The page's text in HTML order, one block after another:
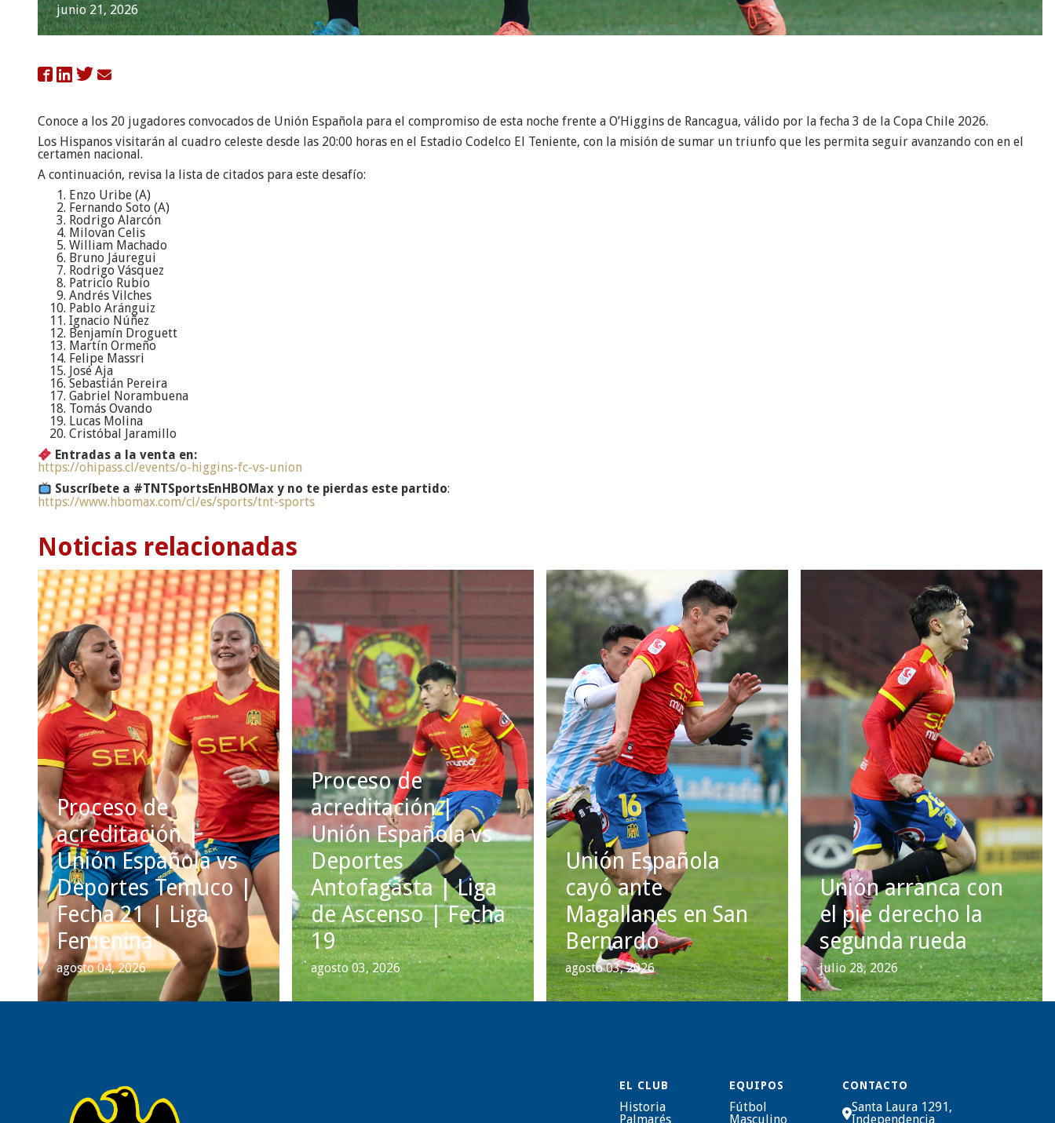
junio 21, 2026

Conoce a los 20 jugadores convocados de Unión Española para el compromiso de esta noche frente a O’Higgins de Rancagua, válido por la fecha 3 de la Copa Chile 2026.
Los Hispanos visitarán al cuadro celeste desde las 20:00 horas en el Estadio Codelco El Teniente, con la misión de sumar un triunfo que les permita seguir avanzando con en el
certamen nacional.
A continuación, revisa la lista de citados para este desafío:
Enzo Uribe (A)
Fernando Soto (A)
Rodrigo Alarcón
Milovan Celis
William Machado
Bruno Jáuregui
Rodrigo Vásquez
Patricio Rubio
Andrés Vilches
Pablo Aránguiz
Ignacio Núñez
Benjamín Droguett
Martín Ormeño
Felipe Massri
José Aja
Sebastián Pereira
Gabriel Norambuena
Tomás Ovando
Lucas Molina
Cristóbal Jaramillo
Entradas a la venta en:
https://ohipass.cl/events/o-higgins-fc-vs-union
Suscríbete a #TNTSportsEnHBOMax y no te pierdas este partido:
https://www.hbomax.com/cl/es/sports/tnt-sports
Noticias relacionadas
Proceso de
acreditación |
Unión Española vs
Deportes Temuco |
Fecha 21 | Liga
Femenina
agosto 04, 2026
Proceso de
acreditación |
Unión Española vs
Deportes
Antofagasta | Liga
de Ascenso | Fecha
19
agosto 03, 2026
Unión Española
cayó ante
Magallanes en San
Bernardo
agosto 03, 2026
Unión arranca con
el pie derecho la
segunda rueda
julio 28, 2026
EL CLUB
Historia
Palmarés
EQUIPOS
Fútbol
Masculino
CONTACTO
Santa Laura 1291,
Independencia